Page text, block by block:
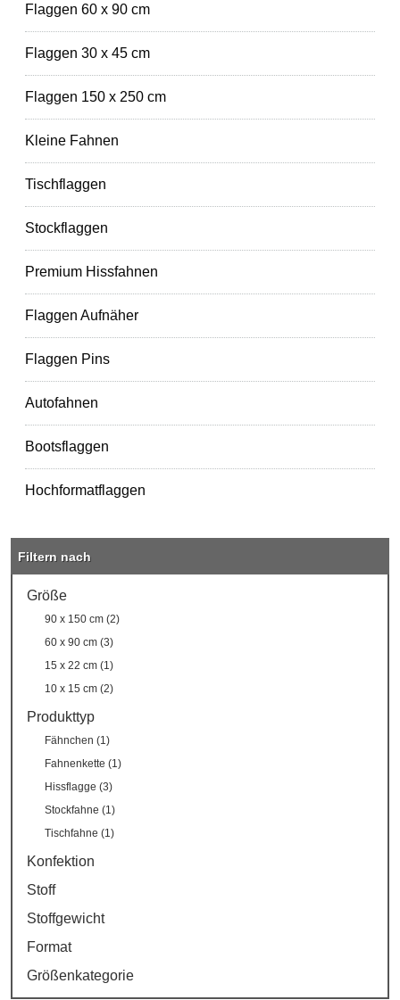
Flaggen 60 x 90 cm
Flaggen 30 x 45 cm
Flaggen 150 x 250 cm
Kleine Fahnen
Tischflaggen
Stockflaggen
Premium Hissfahnen
Flaggen Aufnäher
Flaggen Pins
Autofahnen
Bootsflaggen
Hochformatflaggen
Filtern nach
Größe
90 x 150 cm (2)
60 x 90 cm (3)
15 x 22 cm (1)
10 x 15 cm (2)
Produkttyp
Fähnchen (1)
Fahnenkette (1)
Hissflagge (3)
Stockfahne (1)
Tischfahne (1)
Konfektion
Stoff
Stoffgewicht
Format
Größenkategorie